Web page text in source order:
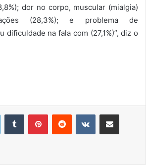
dor no corpo, muscular (mialgia)
(28,3%); e problema de
dificuldade na fala com (27,1%)”, diz o
LinkedinTumblr PinterestReddit VK Compartilhar via e-mail